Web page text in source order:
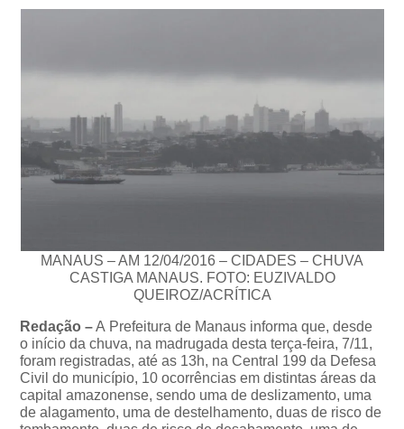
MANAUS – AM 12/04/2016 – CIDADES – CHUVA
CASTIGA MANAUS. FOTO: EUZIVALDO
QUEIROZ/ACRÍTICA
Redação –A Prefeitura de Manaus informa que, desde
o início da chuva, na madrugada desta terça-feira, 7/11,
foram registradas, até as 13h, na Central 199 da Defesa
Civil do município, 10 ocorrências em distintas áreas da
capital amazonense, sendo uma de deslizamento, uma
de alagamento, uma de destelhamento, duas de risco de